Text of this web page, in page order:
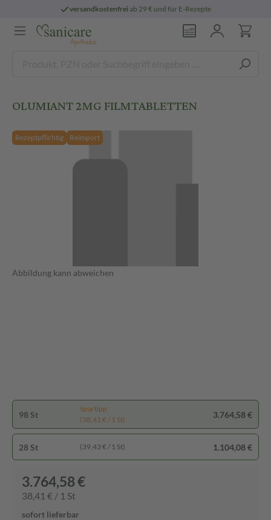
versandkostenfreiab 29 € und für E-Rezepte
OLUMIANT 2MG FILMTABLETTEN
Rezeptpflichtig Reimport
Abbildung kann abweichen
98 St
Spartipp
(38,41 € / 1 St)
3.764,58 €
28 St (39,43 € / 1 St) 1.104,08 €
3.764,58 €
38,41 € / 1 St
sofort lieferbar